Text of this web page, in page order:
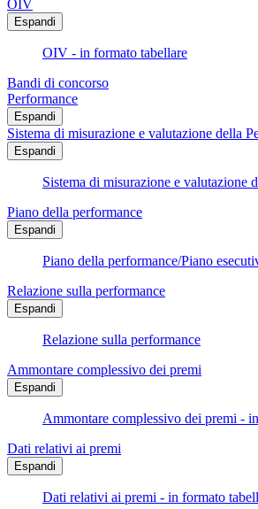
OIV
Espandi
OIV - in formato tabellare
Bandi di concorso
Performance
Espandi
Sistema di misurazione e valutazione della
Espandi
Sistema di misurazione e valutazione
Piano della performance
Espandi
Piano della performance/Piano
Relazione sulla performance
Espandi
Relazione sulla performance
Ammontare complessivo dei premi
Espandi
Ammontare complessivo dei premi -
Dati relativi ai premi
Espandi
Dati relativi ai premi - in formato